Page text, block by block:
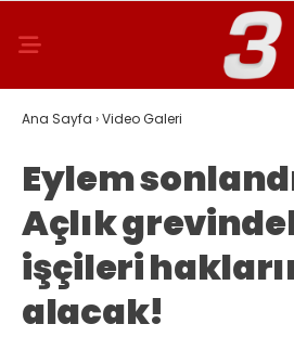
Ana Sayfa ›Video Galeri
Eylem
Açlık
işçileri
alacak!